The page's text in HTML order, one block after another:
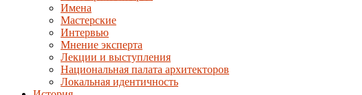
Имена
Мастерские
Интервью
Мнение эксперта
Лекции и выступления
Национальная палата архитекторов
Локальная идентичность